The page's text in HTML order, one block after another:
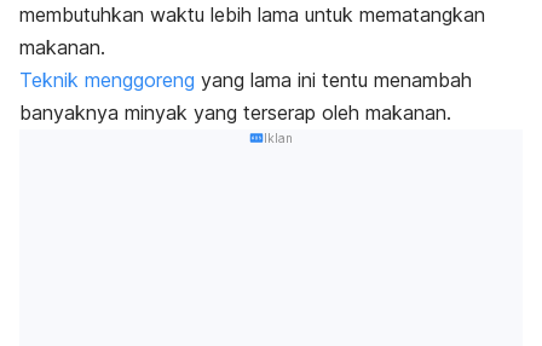
membutuhkan waktu lebih lama untuk mematangkan
makanan.
Teknik menggoreng yang lama ini tentu menambah
banyaknya minyak yang terserap oleh makanan.
Iklan